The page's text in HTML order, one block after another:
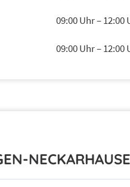
09:00 Uhr–12:00
09:00 Uhr–12:00